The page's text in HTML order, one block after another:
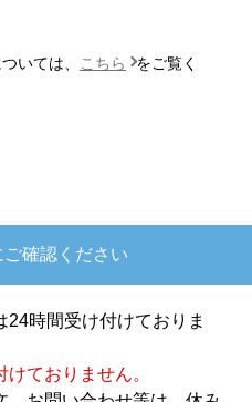
きましたか？】
に早かったので少し驚
いては、 こちら
をご覧く
確認ください
時間受け付けておりま
ておりません。